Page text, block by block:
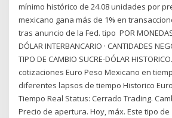
mínimo histórico de 24.08 unidades por
mexicano gana más de 1% en
tras anuncio de la Fed. tipo POR MONEDAS
DÓLAR INTERBANCARIO · CANTIDADES
TIPO DE CAMBIO SUCRE-DÓLAR
cotizaciones Euro Peso Mexicano en
diferentes lapsos de tiempo Historico
Tiempo Real Status: Cerrado Trading.
Precio de apertura. Hoy, máx. Este tipo